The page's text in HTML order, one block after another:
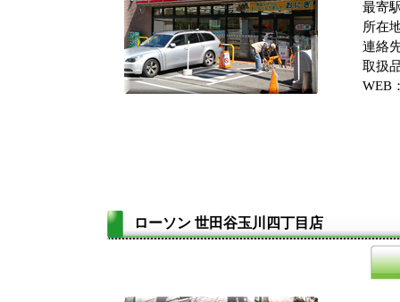
最寄
所在
連絡
取扱
WEB
ローソン 世田谷玉川四丁目店